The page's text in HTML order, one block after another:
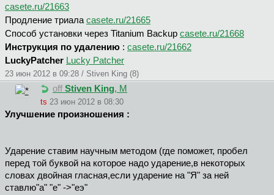
casete.ru/21663
Продление триалаcasete.ru/21665
Способ установки через Titanium Backup casete.ru/21668
Инструкция по удалению : casete.ru/21662
LuckyPatcher Lucky Patcher
23 июн 2012 в 09:28 / Stiven King (8)
off Stiven King, М
ts 23 июн 2012 в 08:30
Улучшение произношения :
Ударение ставим научным методом (где поможет, пробел
перед той буквой на которое надо ударение,в некоторых
словах двойная гласная,если ударение на "Я" за ней
ставлю"а" "е" ->"еэ"